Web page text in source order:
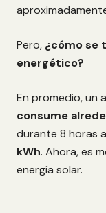
Pero, ¿cómo se
energético?
En promedio, un
consume
durante 8 horas
kWh. Ahora, es
energía solar.